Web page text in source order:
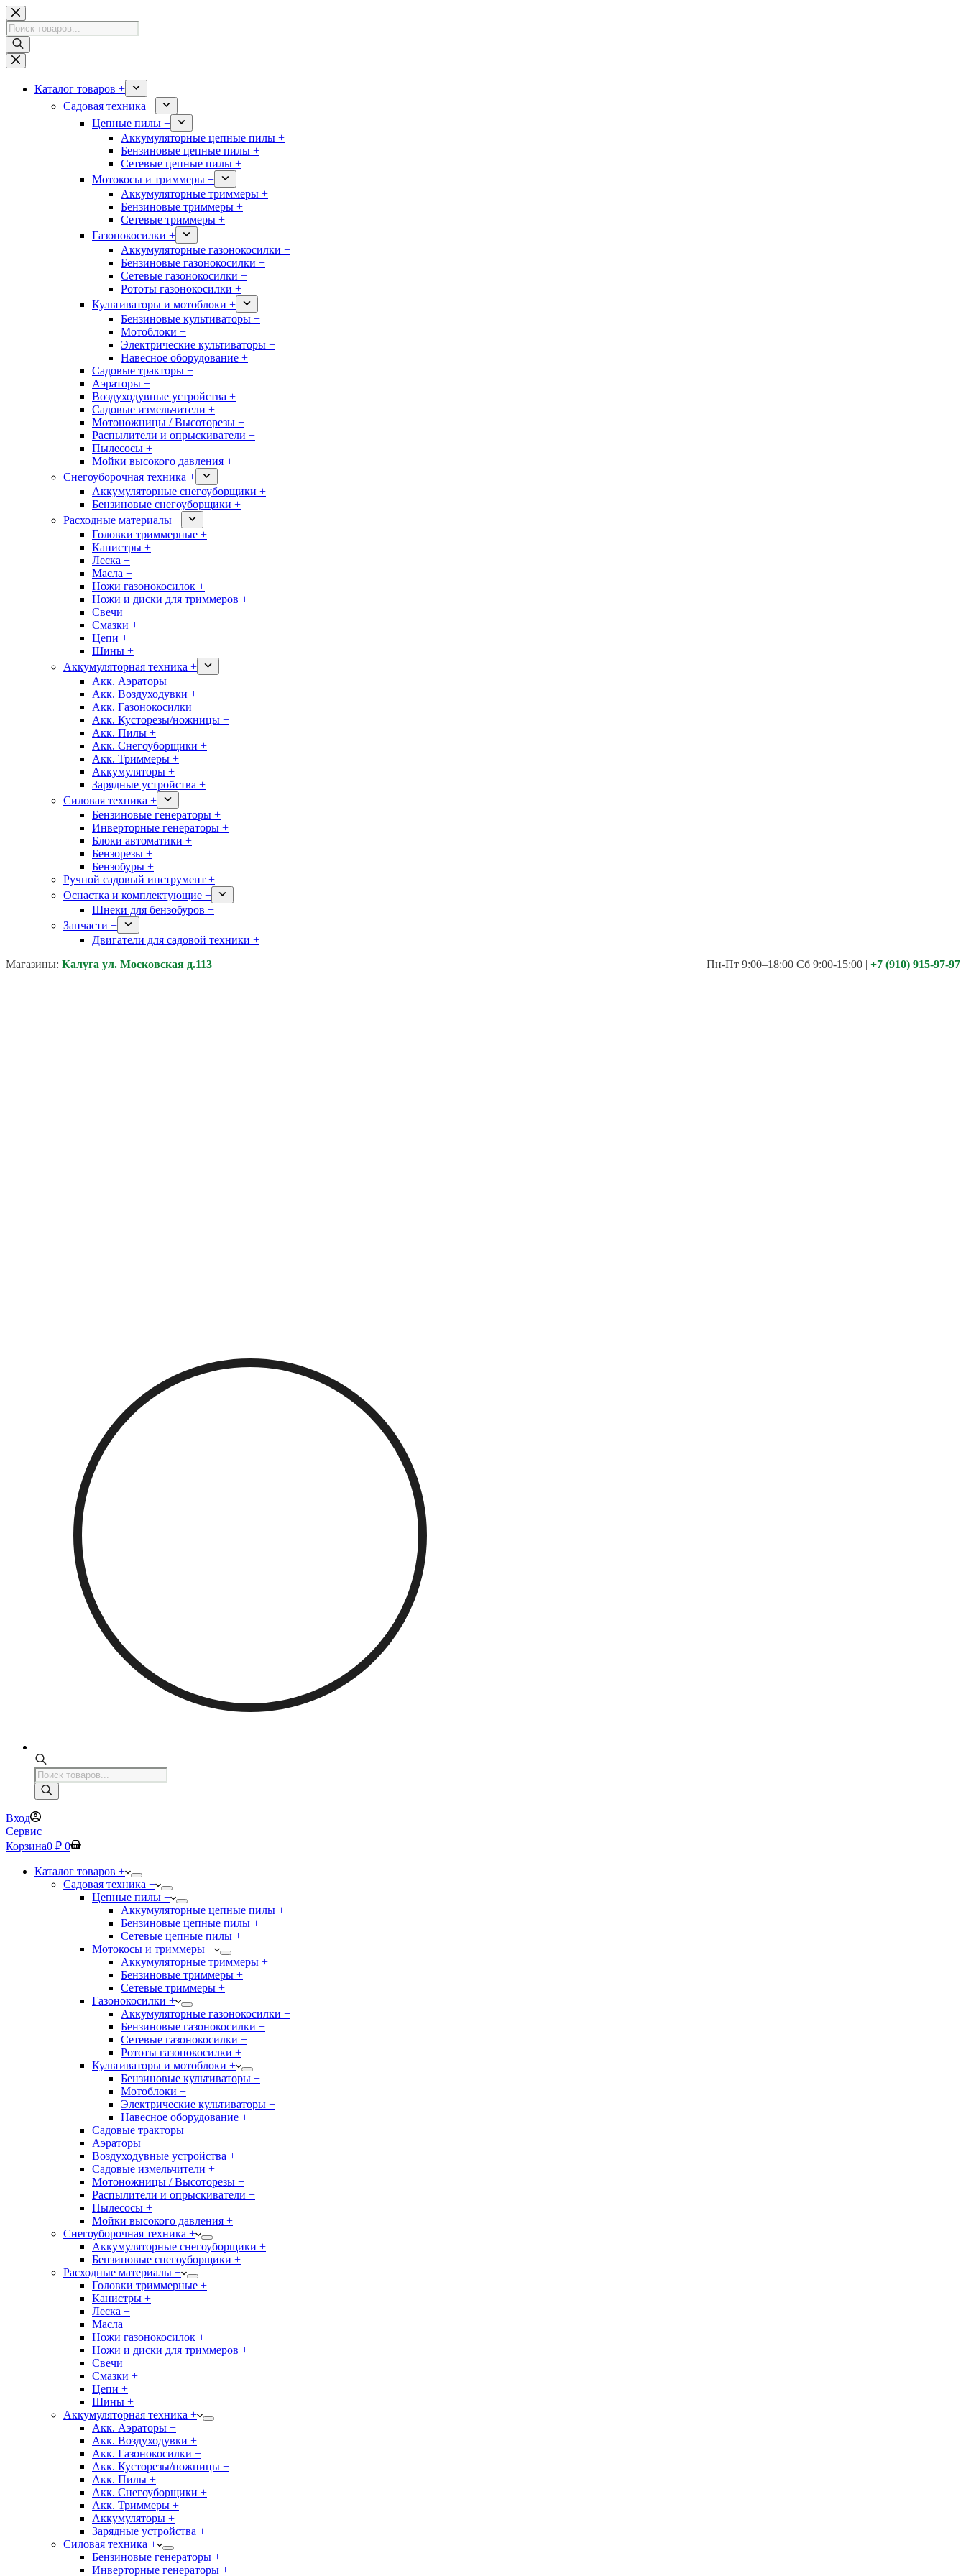
Перейти
к
сути
Поиск
товаров
Каталог товаров +
Садовая техника +
Цепные пилы +
Аккумуляторные цепные пилы +
Бензиновые цепные пилы +
Сетевые цепные пилы +
Мотокосы и триммеры +
Аккумуляторные триммеры +
Бензиновые триммеры +
Сетевые триммеры +
Газонокосилки +
Аккумуляторные газонокосилки +
Бензиновые газонокосилки +
Сетевые газонокосилки +
Рототы газонокосилки +
Культиваторы и мотоблоки +
Бензиновые культиваторы +
Мотоблоки +
Электрические культиваторы +
Навесное оборудование +
Садовые тракторы +
Аэраторы +
Воздуходувные устройства +
Садовые измельчители +
Мотоножницы / Высоторезы +
Распылители и опрыскиватели +
Пылесосы +
Мойки высокого давления +
Снегоуборочная техника +
Аккумуляторные снегоуборщики +
Бензиновые снегоуборщики +
Расходные материалы +
Головки триммерные +
Канистры +
Леска +
Масла +
Ножи газонокосилок +
Ножи и диски для триммеров +
Свечи +
Смазки +
Цепи +
Шины +
Аккумуляторная техника +
Акк. Аэраторы +
Акк. Воздуходувки +
Акк. Газонокосилки +
Акк. Кусторезы/ножницы +
Акк. Пилы +
Акк. Снегоуборщики +
Акк. Триммеры +
Аккумуляторы +
Зарядные устройства +
Силовая техника +
Бензиновые генераторы +
Инверторные генераторы +
Блоки автоматики +
Бензорезы +
Бензобуры +
Ручной садовый инструмент +
Оснастка и комплектующие +
Шнеки для бензобуров +
Запчасти +
Двигатели для садовой техники +
Магазины: Калуга ул. Московская д.113 Пн-Пт 9:00–18:00 Сб 9:00-15:00 | +7 (910) 915-97-97
Поиск
товаров
Вход
Сервис
Корзина0 ₽ 0
Каталог товаров +
Садовая техника +
Цепные пилы +
Аккумуляторные цепные пилы +
Бензиновые цепные пилы +
Сетевые цепные пилы +
Мотокосы и триммеры +
Аккумуляторные триммеры +
Бензиновые триммеры +
Сетевые триммеры +
Газонокосилки +
Аккумуляторные газонокосилки +
Бензиновые газонокосилки +
Сетевые газонокосилки +
Рототы газонокосилки +
Культиваторы и мотоблоки +
Бензиновые культиваторы +
Мотоблоки +
Электрические культиваторы +
Навесное оборудование +
Садовые тракторы +
Аэраторы +
Воздуходувные устройства +
Садовые измельчители +
Мотоножницы / Высоторезы +
Распылители и опрыскиватели +
Пылесосы +
Мойки высокого давления +
Снегоуборочная техника +
Аккумуляторные снегоуборщики +
Бензиновые снегоуборщики +
Расходные материалы +
Головки триммерные +
Канистры +
Леска +
Масла +
Ножи газонокосилок +
Ножи и диски для триммеров +
Свечи +
Смазки +
Цепи +
Шины +
Аккумуляторная техника +
Акк. Аэраторы +
Акк. Воздуходувки +
Акк. Газонокосилки +
Акк. Кусторезы/ножницы +
Акк. Пилы +
Акк. Снегоуборщики +
Акк. Триммеры +
Аккумуляторы +
Зарядные устройства +
Силовая техника +
Бензиновые генераторы +
Инверторные генераторы +